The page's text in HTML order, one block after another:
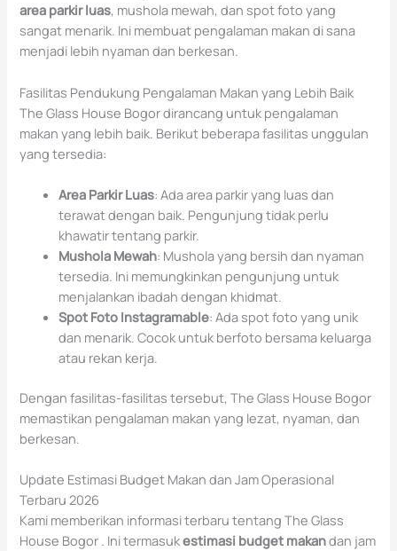
area parkir luas, mushola mewah, dan spot foto yang
sangat menarik. Ini membuat pengalaman makan di sana
menjadi lebih nyaman dan berkesan.
Fasilitas Pendukung Pengalaman Makan yang Lebih Baik
The Glass House Bogor dirancang untuk pengalaman
makan yang lebih baik. Berikut beberapa fasilitas unggulan
yang tersedia:
Area Parkir Luas: Ada area parkir yang luas dan
terawat dengan baik. Pengunjung tidak perlu
khawatir tentang parkir.
Mushola Mewah: Mushola yang bersih dan nyaman
tersedia. Ini memungkinkan pengunjung untuk
menjalankan ibadah dengan khidmat.
Spot Foto Instagramable: Ada spot foto yang unik
dan menarik. Cocok untuk berfoto bersama keluarga
atau rekan kerja.
Dengan fasilitas-fasilitas tersebut, The Glass House Bogor
memastikan pengalaman makan yang lezat, nyaman, dan
berkesan.
Update Estimasi Budget Makan dan Jam Operasional
Terbaru 2026
Kami memberikan informasi terbaru tentang The Glass
House Bogor . Ini termasukestimasi budget makandan jam